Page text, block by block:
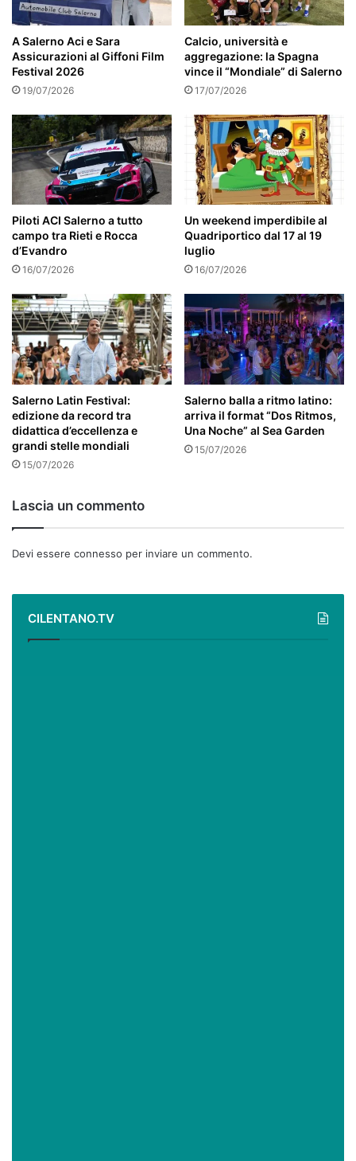
A Salerno Aci e Sara
Assicurazioni al Giffoni Film
Festival 2026
19/07/2026
Calcio, università e
aggregazione: la Spagna
vince il “Mondiale” di Salerno
17/07/2026
Piloti ACI Salerno a tutto
campo tra Rieti e Rocca
d’Evandro
16/07/2026
Un weekend imperdibile al
Quadriportico dal 17 al 19
luglio
16/07/2026
Salerno Latin Festival:
edizione da record tra
didattica d’eccellenza e
grandi stelle mondiali
15/07/2026
Salerno balla a ritmo latino:
arriva il format “Dos Ritmos,
Una Noche” al Sea Garden
15/07/2026
Lascia un commento
Devi essere connesso per inviare un commento.
CILENTANO.TV